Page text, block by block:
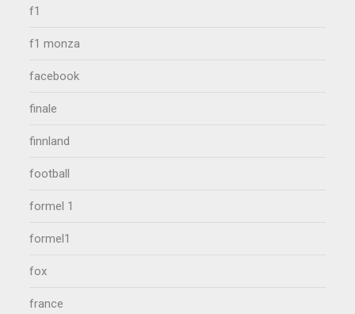
f1
f1 monza
facebook
finale
finnland
football
formel 1
formel1
fox
france